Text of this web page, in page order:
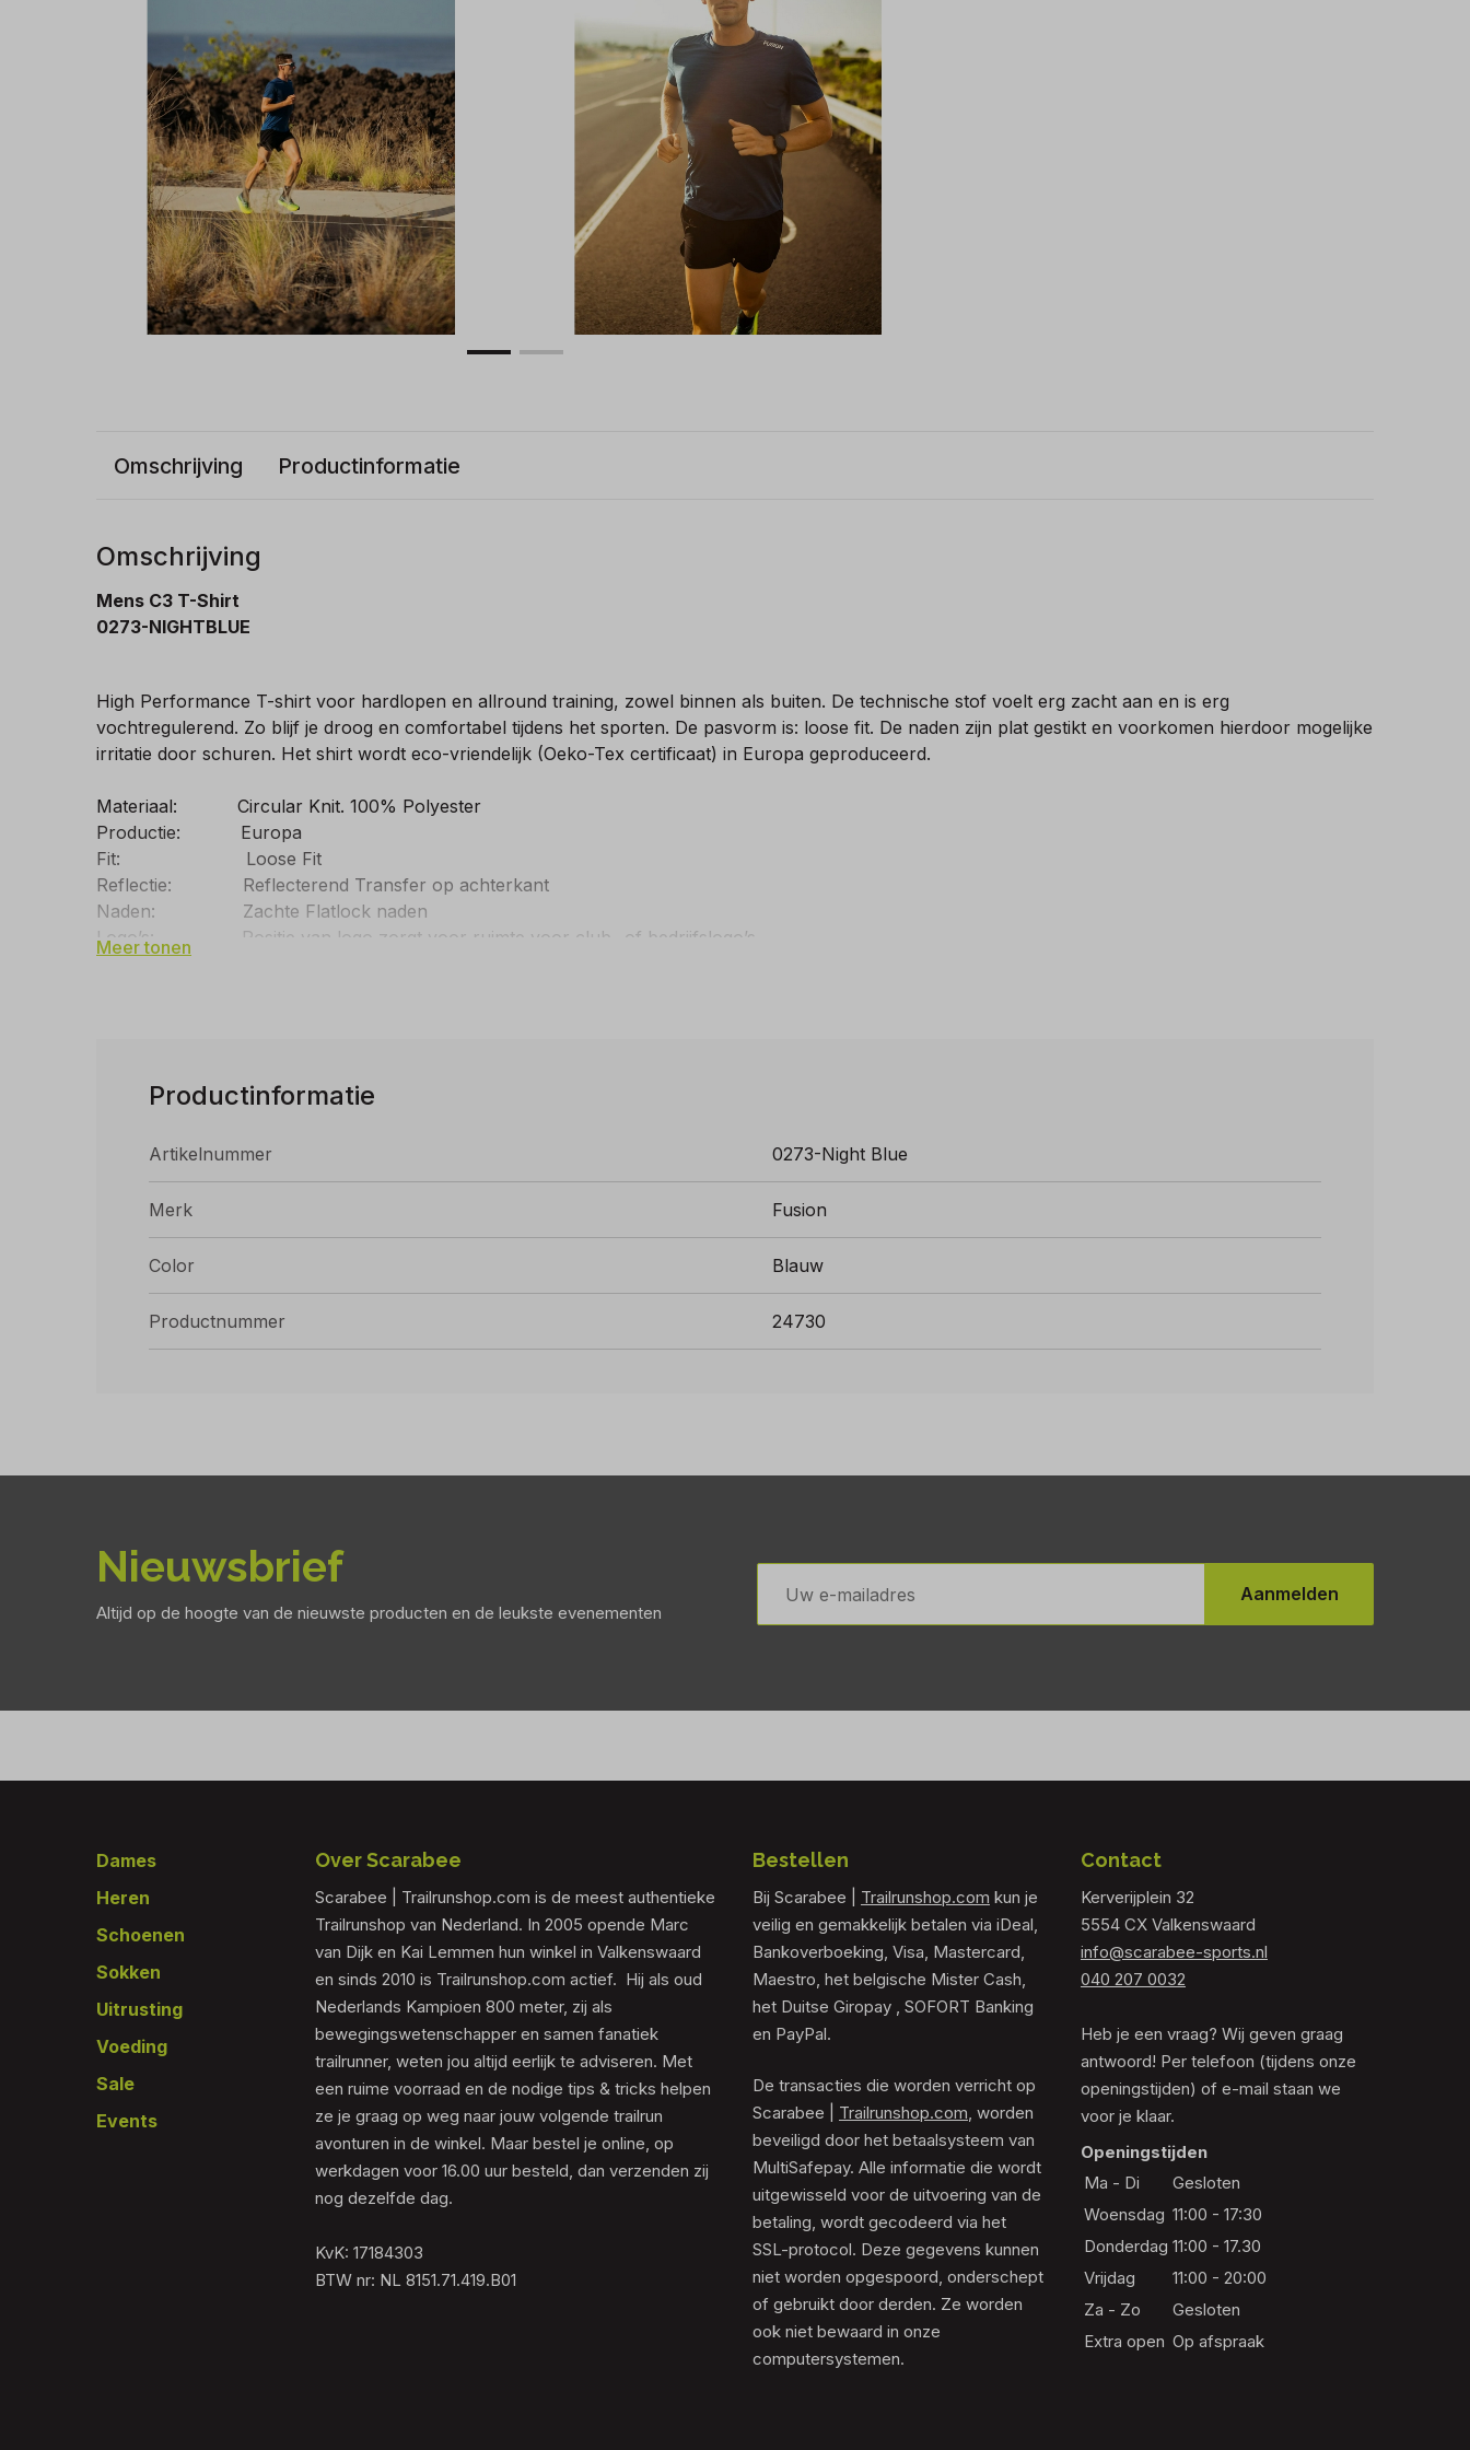
Omschrijving Productinformatie
Omschrijving
Mens C3 T-Shirt
0273-NIGHTBLUE
High Performance T-shirt voor hardlopen en allround training, zowel binnen als buiten. De technische stof voelt erg zacht aan en is erg
vochtregulerend. Zo blijf je droog en comfortabel tijdens het sporten. De pasvorm is: loose fit. De naden zijn plat gestikt en voorkomen hierdoor mogelijke
irritatie door schuren. Het shirt wordt eco-vriendelijk (Oeko-Tex certificaat) in Europa geproduceerd.
Materiaal: Circular Knit. 100% Polyester
Productie: Europa
Fit: Loose Fit
Reflectie: Reflecterend Transfer op achterkant
Naden: Zachte Flatlock naden
Logo’s: Positie van logo zorgt voor ruimte voor club- of bedrijfslogo’s
Meer tonen
Productinformatie
Artikelnummer 0273-Night Blue
Merk Fusion
Color Blauw
Productnummer 24730
Nieuwsbrief
Altijd op de hoogte van de nieuwste producten en de leukste evenementen
E-
mailadres
Aanmelden
Footer
Dames
Heren
Schoenen
Sokken
Uitrusting
Voeding
Sale
Events
Over Scarabee
Scarabee | Trailrunshop.com is de meest authentieke
Trailrunshop van Nederland. In 2005 opende Marc
van Dijk en Kai Lemmen hun winkel in Valkenswaard
en sinds 2010 is Trailrunshop.com actief. Hij als oud
Nederlands Kampioen 800 meter, zij als
bewegingswetenschapper en samen fanatiek
trailrunner, weten jou altijd eerlijk te adviseren. Met
een ruime voorraad en de nodige tips & tricks helpen
ze je graag op weg naar jouw volgende trailrun
avonturen in de winkel. Maar bestel je online, op
werkdagen voor 16.00 uur besteld, dan verzenden zij
nog dezelfde dag.
KvK: 17184303
BTW nr: NL 8151.71.419.B01
Bestellen
Bij Scarabee | Trailrunshop.com kun je
veilig en gemakkelijk betalen via iDeal,
Bankoverboeking, Visa, Mastercard,
Maestro, het belgische Mister Cash,
het Duitse Giropay , SOFORT Banking
en PayPal.
De transacties die worden verricht op
Scarabee | Trailrunshop.com, worden
beveiligd door het betaalsysteem van
MultiSafepay. Alle informatie die wordt
uitgewisseld voor de uitvoering van de
betaling, wordt gecodeerd via het
SSL-protocol. Deze gegevens kunnen
niet worden opgespoord, onderschept
of gebruikt door derden. Ze worden
ook niet bewaard in onze
computersystemen.
Contact
Kerverijplein 32
5554 CX Valkenswaard
info@scarabee-sports.nl
040 207 0032
Heb je een vraag? Wij geven graag
antwoord! Per telefoon (tijdens onze
openingstijden) of e-mail staan we
voor je klaar.
Openingstijden
Ma - Di
Gesloten
Woensdag 11:00 - 17:30
Donderdag 11:00 - 17.30
Vrijdag
11:00 - 20:00
Za - Zo
Gesloten
Extra open Op afspraak